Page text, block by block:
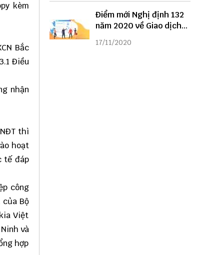
kèm
Bắc
Điều
nhận
thì
hoạt
tế đáp
công
của Bộ
Việt
và
hợp
Điểm mới Nghị định 132
năm 2020 về Giao dịch
liên kết
17/11/2020